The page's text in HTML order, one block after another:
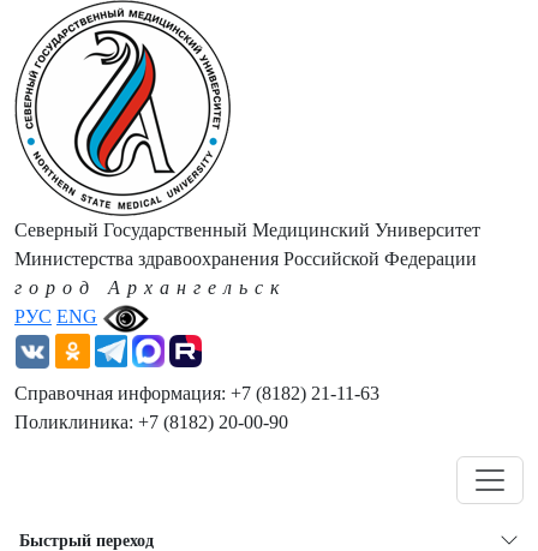
РУС ENG
Северный Государственный Медицинский Университет
Министерства здравоохранения Российской Федерации
город Архангельск
Справочная информация: +7 (8182) 21-11-63
Поликлиника: +7 (8182) 20-00-90
Быстрый переход